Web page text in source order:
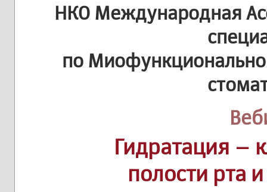
НКО Международная
по
Гидратация –
полости рта